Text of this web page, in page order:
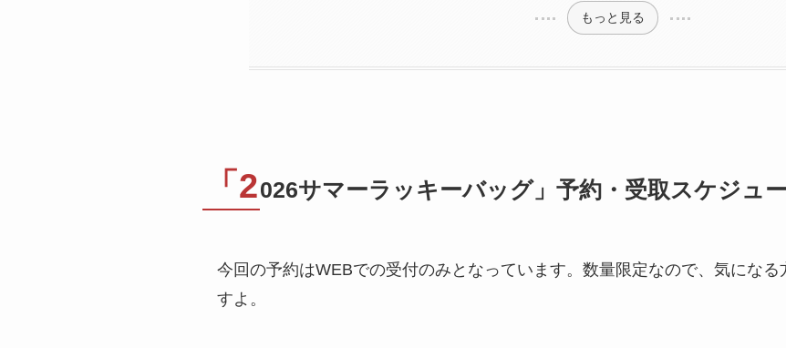
もっと見る
「2026サマーラッキーバッグ」予約・受取スケジュ
今回の予約はWEBでの受付のみとなっています。数量限定なので、気にな
すよ。